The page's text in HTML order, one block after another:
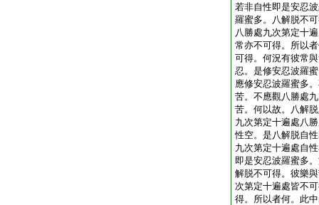
若非自性即是安忍
羅蜜多。八解脱不
八勝處九次第定十
常亦不可得。所以
可得。何況有彼常
忍。是修安忍波羅
應修安忍波羅蜜多
苦。不應觀八勝處
苦。何以故。八解
九次第定十遍處八
性空。是八解脱自
九次第定十遍處自
即是安忍波羅蜜多
解脱不可得。彼樂
次第定十遍處皆不
得。所以者何。此